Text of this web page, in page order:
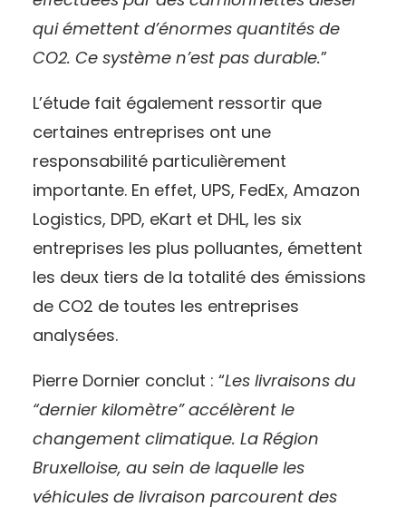
qui émettent d’énormes quantités de
CO2. Ce système n’est pas durable.”
L’étude fait également ressortir que
certaines entreprises ont une
responsabilité particulièrement
importante. En effet, UPS, FedEx, Amazon
Logistics, DPD, eKart et DHL, les six
entreprises les plus polluantes, émettent
les deux tiers de la totalité des émissions
de CO2 de toutes les entreprises
analysées.
Pierre Dornier conclut : “Les livraisons du
“dernier kilomètre” accélèrent le
changement climatique. La Région
Bruxelloise, au sein de laquelle les
véhicules de livraison parcourent des